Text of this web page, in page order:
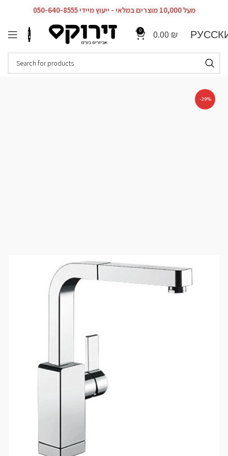
מעל 10,000 מוצרים במלאי - ייעוץ מיידי 050-640-8555
0 0.00 ₪
-29%